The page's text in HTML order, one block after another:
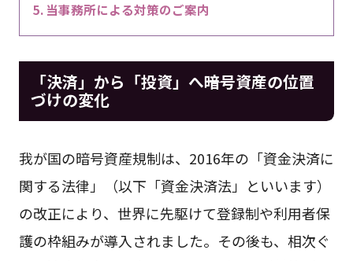
当事務所による対策のご案内
「決済」から「投資」へ――暗号資産の位置
づけの変化
我が国の暗号資産規制は、2016年の「資金決済に
関する法律」（以下「資金決済法」といいます）
の改正により、世界に先駆けて登録制や利用者保
護の枠組みが導入されました。その後も、相次ぐ